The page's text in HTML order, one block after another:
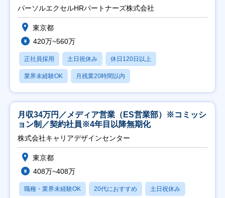
パーソルエクセルHRパートナーズ株式会社
東京都
420万~560万
正社員採用 土日祝休み 休日120日以上
業界未経験OK 月残業20時間以内
月収34万円／メディア営業（ES営業部）※コミッシ
ョン制／契約社員※4年目以降無期化
株式会社キャリアデザインセンター
東京都
408万~408万
職種・業界未経験OK 20代におすすめ 土日祝休み